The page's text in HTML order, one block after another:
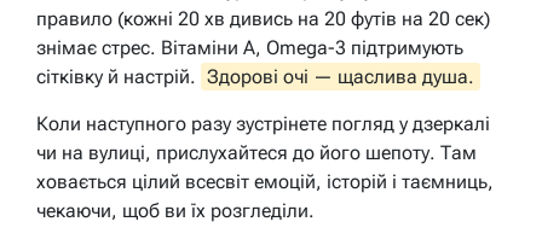
правило (кожні 20 хв дивись на 20 футів на 20 сек)
знімає стрес. Вітаміни A, Omega-3 підтримують
сітківку й настрій. Здорові очі — щаслива душа.
Коли наступного разу зустрінете погляд у дзеркалі
чи на вулиці, прислухайтеся до його шепоту. Там
ховається цілий всесвіт емоцій, історій і таємниць,
чекаючи, щоб ви їх розгледіли.